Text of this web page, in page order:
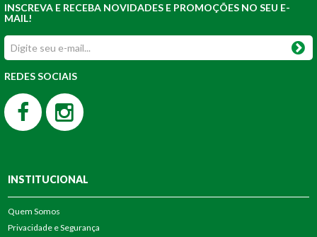
INSCREVA E RECEBA NOVIDADES E PROMOÇÕES NO SEU E-
MAIL!
REDES SOCIAIS
INSTITUCIONAL
Quem Somos
Privacidade e Segurança